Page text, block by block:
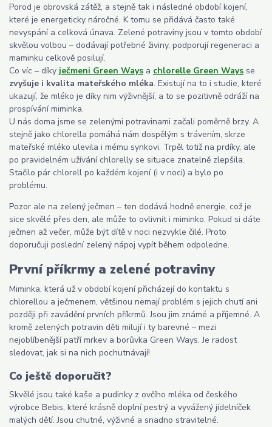
Porod je obrovská zátěž, a stejně tak i následné období kojení,
které je energeticky náročné. K tomu se přidává často také
nevyspání a celková únava. Zelené potraviny jsou v tomto období
skvělou volbou – dodávají potřebné živiny, podporují regeneraci a
maminku celkově posilují.
Co víc – díky ječmeni Green Ways a chlorelle Green Ways se
zvyšuje i kvalita mateřského mléka. Existují na to i studie, které
ukazují, že mléko je díky nim výživnější, a to se pozitivně odráží na
prospívání miminka.
U nás doma jsme se zelenými potravinami začali poměrně brzy. A
stejně jako chlorella pomáhá nám dospělým s trávením, skrze
mateřské mléko ulevila i mému synkovi. Trpěl totiž na prdíky, ale
po pravidelném užívání chlorelly se situace znatelně zlepšila.
Stačilo pár chlorell po každém kojení (i v noci) a bylo po
problému.
Pozor ale na zelený ječmen – ten dodává hodně energie, což je
sice skvělé přes den, ale může to ovlivnit i miminko. Pokud si dáte
ječmen až večer, může být dítě v noci nezvykle čilé. Proto
doporučuji poslední zelený nápoj vypít během odpoledne.
První příkrmy a zelené potraviny
Miminka, která už v období kojení přicházejí do kontaktu s
chlorellou a ječmenem, většinou nemají problém s jejich chutí ani
později při zavádění prvních příkrmů. Jsou jim známé a příjemné. A
kromě zelených potravin děti milují i ty barevné – mezi
nejoblíbenější patří mrkev a borůvka Green Ways. Je radost
sledovat, jak si na nich pochutnávají!
Co ještě doporučit?
Skvělé jsou také kaše a pudinky z ovčího mléka od českého
výrobce Bebis, které krásně doplní pestrý a vyvážený jídelníček
malých dětí. Jsou chutné, výživné a snadno stravitelné.